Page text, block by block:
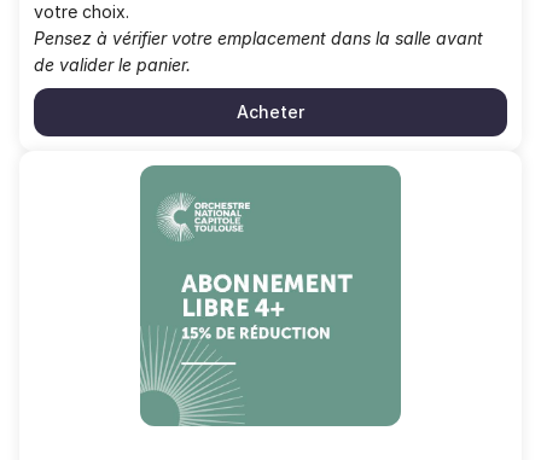
votre choix.
Pensez à vérifier votre emplacement dans la salle avant
de valider le panier.
Acheter
ABONNEMENT